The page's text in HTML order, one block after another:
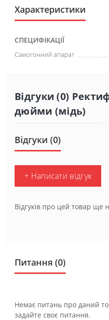
Характеристики
СПЕЦИФІКАЦІЇ
Самогонний апарат
Відгуки (0)
дюйми (мідь)
Відгуки (0)
+ Написати відгук
Відгуків про цей товар ще
Питання (0)
Немає питань про даний
задайте своє питання.